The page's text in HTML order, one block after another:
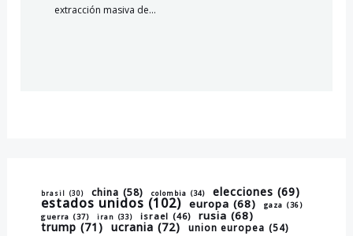
brasil (30) china (58) colombia (34) elecciones (69)
estados unidos (102) europa (68) gaza (36)
guerra (37) iran (33) israel (46) rusia (68)
trump (71) ucrania (72) union europea (54)
extracción masiva de…